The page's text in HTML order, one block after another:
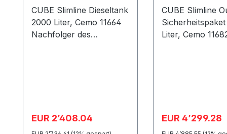
CUBE Slimline Dieseltank
2000 Liter, Cemo 11664
Nachfolger des
Ausführung als
Dieseltank mit einem
Verkaufspreis:
EUR 2’408.04
CUBE Slimline
Liter, Cemo
in
Verkaufspreis:
EUR 4’299.28